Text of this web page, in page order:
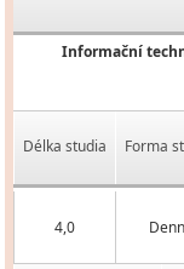
Informační
Délka studia Forma
4,0